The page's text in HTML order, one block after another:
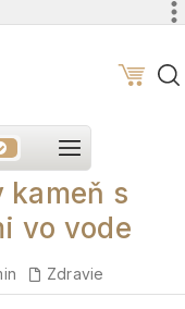
kameň s
vo vode
Zdravie